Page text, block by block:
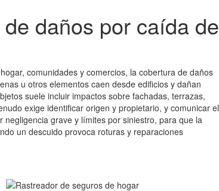
daños por caída de
comunidades y comercios, la cobertura de daños
u otros elementos caen desde edificios y dañan
suele incluir impactos sobre fachadas, terrazas,
exige identificar origen y propietario, y comunicar el
grave y límites por siniestro, para que la
un descuido provoca roturas y reparaciones